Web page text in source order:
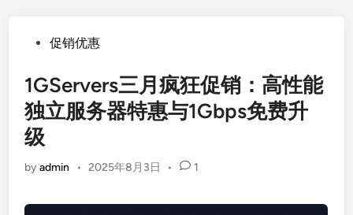
Posted促销优惠
1GServers三月疯狂促销：高性能
独立服务器特惠与1Gbps免费升
级
byadmin • 2025年8月3日 • 1